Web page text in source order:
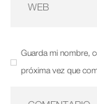
Guarda mi nombre,
próxima vez que